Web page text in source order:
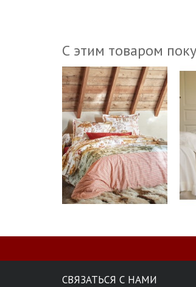
С этим товаром
СВЯЗАТЬСЯ С НАМИ